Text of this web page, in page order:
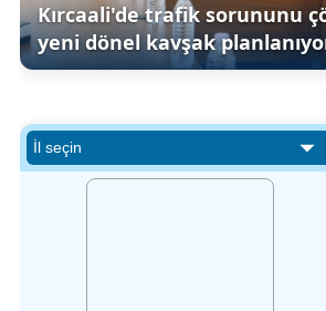
Kırcaali'de trafik sorununu
yeni dönel kavşak